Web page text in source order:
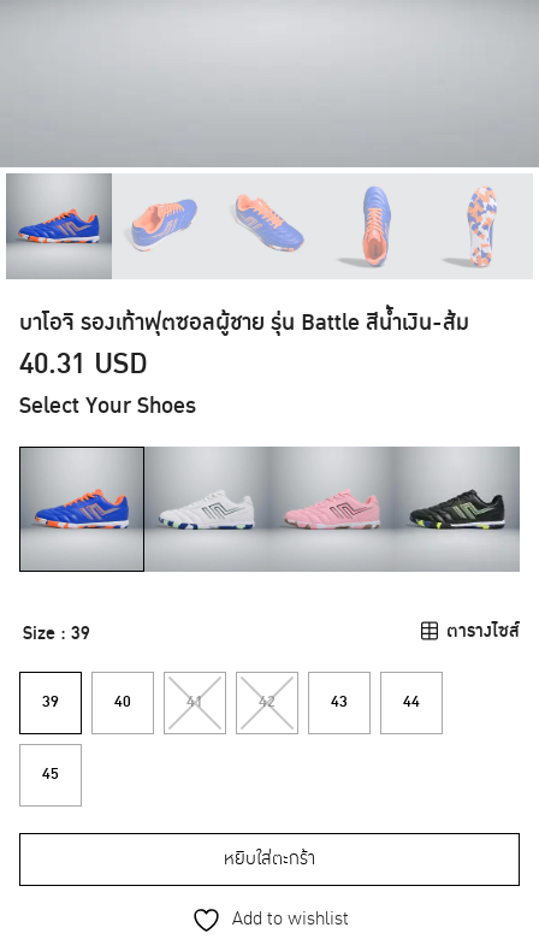
บาโอจิ รองเท้าฟุตซอลผู้ชาย รุ่น Battle สีน้ำเงิน-ส้ม
40.31 USD
Select Your Shoes
Size : 39
39 40 41 42 43 44
45
ตารางไซส์
หยิบใส่ตะกร้า
Add to wishlist